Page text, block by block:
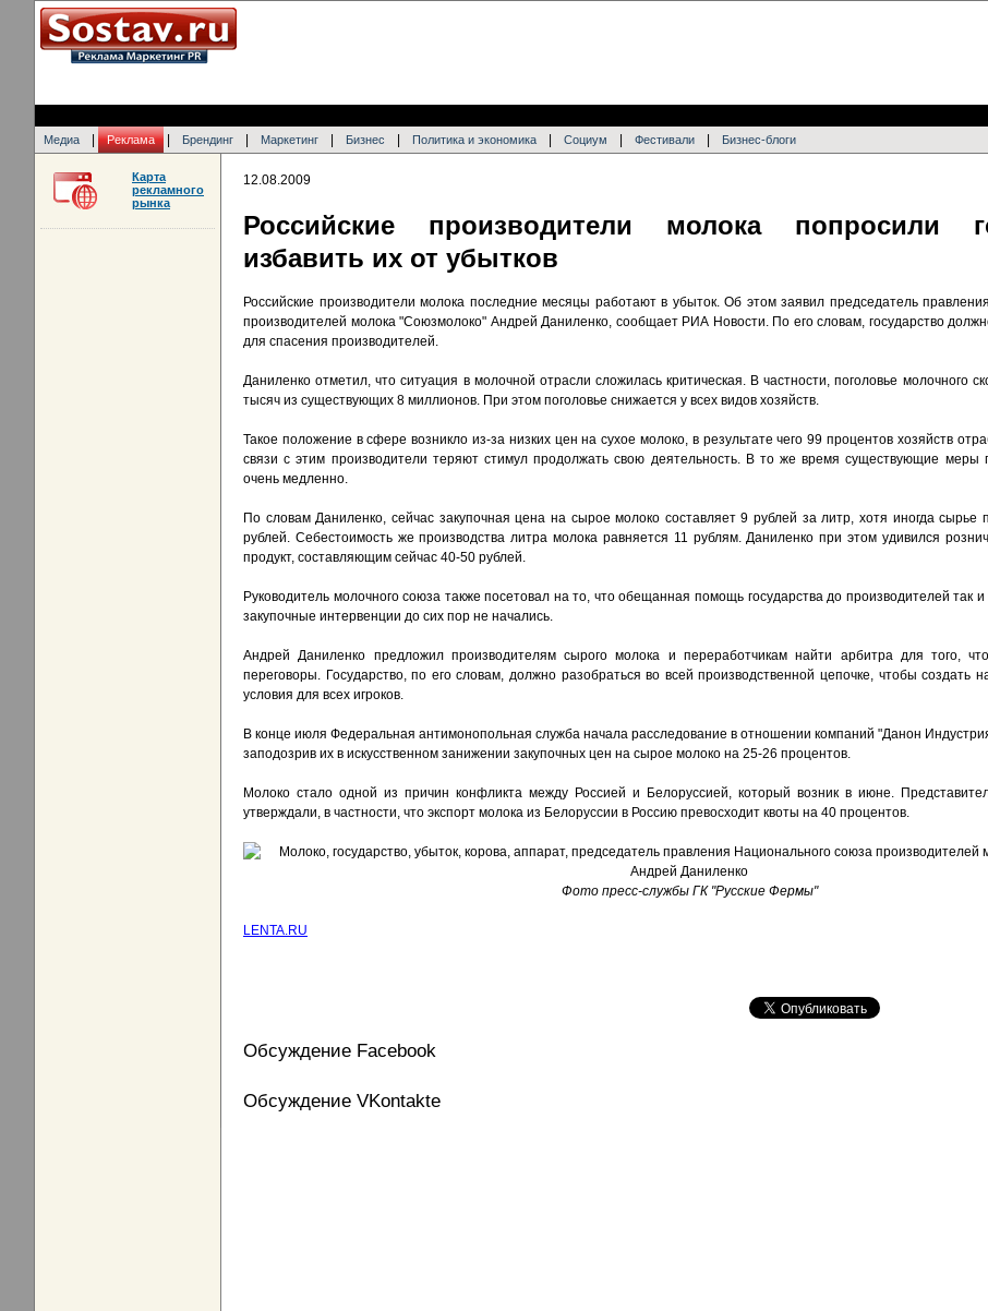
Медиа Реклама Брендинг Маркетинг Бизнес Политика и экономика Социум Фестивали Бизнес-блоги
12.08.2009
Российские производители молока попросили
избавить их от убытков
Российские производители молока последние месяцы работают в убыток. Об этом заявил председатель
производителей молока "Союзмолоко" Андрей Даниленко, сообщает РИА Новости. По его словам, государство
для спасения производителей.
Даниленко отметил, что ситуация в молочной отрасли сложилась критическая. В частности, поголовье молочного
тысяч из существующих 8 миллионов. При этом поголовье снижается у всех видов хозяйств.
Такое положение в сфере возникло из-за низких цен на сухое молоко, в результате чего 99 процентов хозяйств
связи с этим производители теряют стимул продолжать свою деятельность. В то же время существующие меры
очень медленно.
По словам Даниленко, сейчас закупочная цена на сырое молоко составляет 9 рублей за литр, хотя иногда сырье
рублей. Себестоимость же производства литра молока равняется 11 рублям. Даниленко при этом удивился
продукт, составляющим сейчас 40-50 рублей.
Руководитель молочного союза также посетовал на то, что обещанная помощь государства до производителей так
закупочные интервенции до сих пор не начались.
Андрей Даниленко предложил производителям сырого молока и переработчикам найти арбитра для того,
переговоры. Государство, по его словам, должно разобраться во всей производственной цепочке, чтобы создать
условия для всех игроков.
В конце июля Федеральная антимонопольная служба начала расследование в отношении компаний "Данон
заподозрив их в искусственном занижении закупочных цен на сырое молоко на 25-26 процентов.
Молоко стало одной из причин конфликта между Россией и Белоруссией, который возник в июне.
утверждали, в частности, что экспорт молока из Белоруссии в Россию превосходит квоты на 40 процентов.
Фото пресс-службы ГК "Русские Фермы"
LENTA.RU
Обсуждение Facebook
Обсуждение VKontakte
Карта
рекламного
рынка